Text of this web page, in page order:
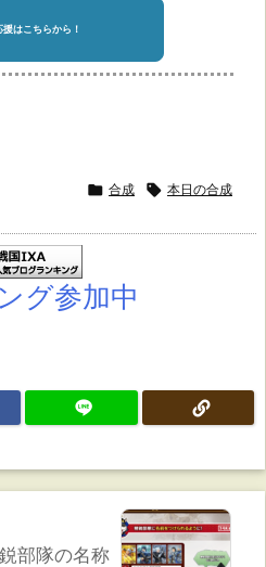
 合成  本日の合成
グ参加中
部隊の名称